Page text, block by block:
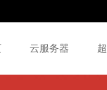
云服务器